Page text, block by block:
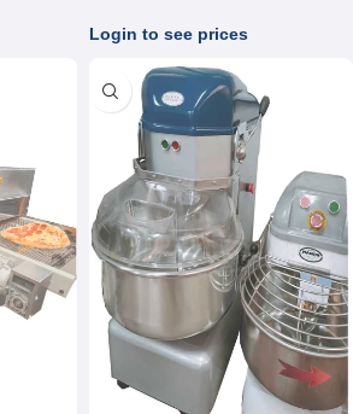
Login to see prices